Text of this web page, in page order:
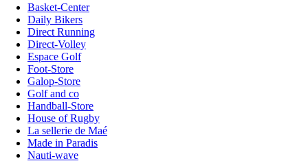
Basket-Center
Daily Bikers
Direct Running
Direct-Volley
Espace Golf
Foot-Store
Galop-Store
Golf and co
Handball-Store
House of Rugby
La sellerie de Maé
Made in Paradis
Nauti-wave